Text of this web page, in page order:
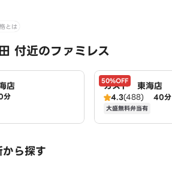
とは
付近のファミレス
店
分
50%OFF
ガスト 東海店
4.3(488) 40分
大盛無料弁当有
ら探す